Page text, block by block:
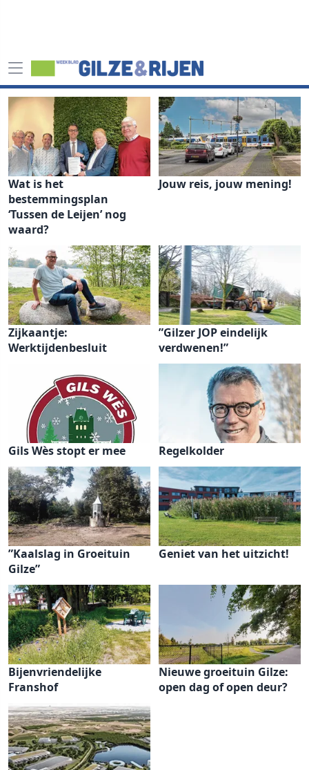
Wat is het
bestemmingsplan
‘Tussen de Leijen’ nog
waard?
Jouw reis, jouw mening!
Zijkaantje:
Werktijdenbesluit
”Gilzer JOP eindelijk
verdwenen!”
Gils Wès stopt er mee Regelkolder
”Kaalslag in Groeituin
Gilze”
Geniet van het uitzicht!
Bijenvriendelijke
Franshof
Nieuwe groeituin Gilze:
open dag of open deur?